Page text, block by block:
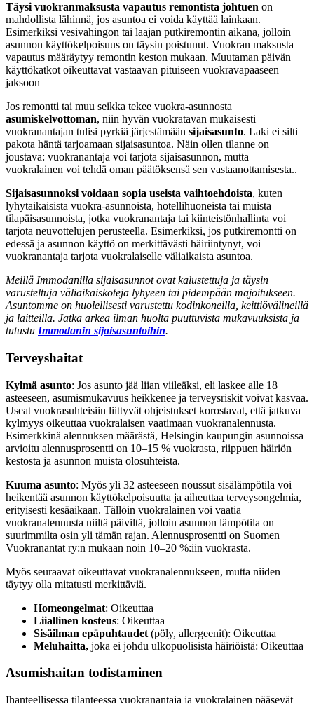
Täysi vuokranmaksusta vapautus remontista johtuen on
mahdollista lähinnä, jos asuntoa ei voida käyttää lainkaan.
Esimerkiksi vesivahingon tai laajan putkiremontin aikana, jolloin
asunnon käyttökelpoisuus on täysin poistunut. Vuokran maksusta
vapautus määräytyy remontin keston mukaan. Muutaman päivän
käyttökatkot oikeuttavat vastaavan pituiseen vuokravapaaseen
jaksoon
Jos remontti tai muu seikka tekee vuokra-asunnosta
asumiskelvottoman, niin hyvän vuokratavan mukaisesti
vuokranantajan tulisi pyrkiä järjestämään sijaisasunto. Laki ei silti
pakota häntä tarjoamaan sijaisasuntoa. Näin ollen tilanne on
joustava: vuokranantaja voi tarjota sijaisasunnon, mutta
vuokralainen voi tehdä oman päätöksensä sen vastaanottamisesta..
Sijaisasunnoksi voidaan sopia useista vaihtoehdoista, kuten
lyhytaikaisista vuokra-asunnoista, hotellihuoneista tai muista
tilapäisasunnoista, jotka vuokranantaja tai kiinteistönhallinta voi
tarjota neuvottelujen perusteella. Esimerkiksi, jos putkiremontti on
edessä ja asunnon käyttö on merkittävästi häiriintynyt, voi
vuokranantaja tarjota vuokralaiselle väliaikaista asuntoa.
Meillä Immodanilla sijaisasunnot ovat kalustettuja ja täysin
varusteltuja väliaikaiskoteja lyhyeen tai pidempään majoitukseen.
Asuntomme on huolellisesti varustettu kodinkoneilla, keittiövälineillä
ja laitteilla. Jatka arkea ilman huolta puuttuvista mukavuuksista ja
tutustu Immodanin sijaisasuntoihin.
Terveyshaitat
Kylmä asunto: Jos asunto jää liian viileäksi, eli laskee alle 18
asteeseen, asumismukavuus heikkenee ja terveysriskit voivat kasvaa.
Useat vuokrasuhteisiin liittyvät ohjeistukset korostavat, että jatkuva
kylmyys oikeuttaa vuokralaisen vaatimaan vuokranalennusta.
Esimerkkinä alennuksen määrästä, Helsingin kaupungin asunnoissa
arvioitu alennusprosentti on 10–15 % vuokrasta, riippuen häiriön
kestosta ja asunnon muista olosuhteista.
Kuuma asunto: Myös yli 32 asteeseen noussut sisälämpötila voi
heikentää asunnon käyttökelpoisuutta ja aiheuttaa terveysongelmia,
erityisesti kesäaikaan. Tällöin vuokralainen voi vaatia
vuokranalennusta niiltä päiviltä, jolloin asunnon lämpötila on
suurimmilta osin yli tämän rajan. Alennusprosentti on Suomen
Vuokranantat ry:n mukaan noin 10–20 %:iin vuokrasta.
Myös seuraavat oikeuttavat vuokranalennukseen, mutta niiden
täytyy olla mitatusti merkittäviä.
Homeongelmat: Oikeuttaa
Liiallinen kosteus: Oikeuttaa
Sisäilman epäpuhtaudet (pöly, allergeenit): Oikeuttaa
Meluhaitta, joka ei johdu ulkopuolisista häiriöistä: Oikeuttaa
Asumishaitan todistaminen
Ihanteellisessa tilanteessa vuokranantaja ja vuokralainen pääsevät